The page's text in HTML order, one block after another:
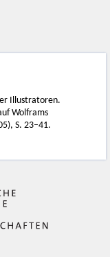
Illustratoren.
Wolframs
S. 23–41.